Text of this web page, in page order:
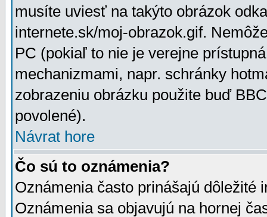
musíte uviesť na takýto obrázok
internete.sk/moj-obrazok.gif.
PC (pokiaľ to nie je verejne
mechanizmami, napr. schránky
zobrazeniu obrázku použite buď
povolené).
Návrat hore
Čo sú to oznámenia?
Oznámenia často prinášajú dôležité
Oznámenia sa objavujú na hornej